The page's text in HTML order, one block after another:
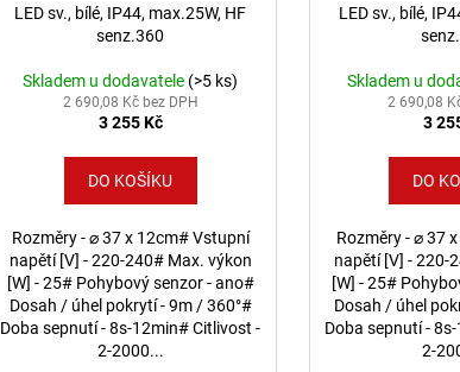
LED sv., bílé, IP44, max.25W, HF
senz.360
Skladem u dodavatele (>5 ks)
2 690,08 Kč bez DPH
3 255 Kč
DO KOŠÍKU
Rozměry - ⌀ 37 x 12cm# Vstupní
napětí [V] - 220-240# Max. výkon
[W] - 25# Pohybový senzor - ano#
Dosah / úhel pokrytí - 9m / 360°#
Doba sepnutí - 8s-12min# Citlivost -
2-2000...
LED sv., bílé,
Skladem u
2 690,08
3
DO
Rozměry - ⌀ 37
napětí [V] - 220-
[W] - 25#
Dosah / úhel
Doba sepnutí -
2-